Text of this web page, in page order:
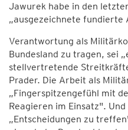
Jawurek habe in den
„ausgezeichnete
Verantwortung als
Bundesland zu tragen, sei
stellvertretende
Prader. Die Arbeit als
„Fingerspitzengefühl mit
Reagieren im Einsatz".
„Entscheidungen zu